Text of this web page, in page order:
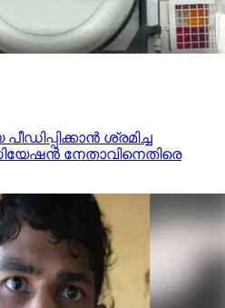
ശ്രമിച്ച
നേതാവിനെതിരെ